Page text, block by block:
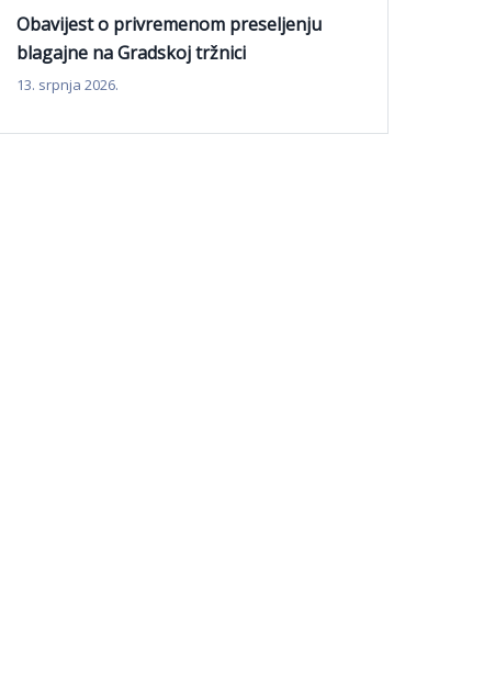
Obavijest o privremenom preseljenju
blagajne na Gradskoj tržnici
13. srpnja 2026.